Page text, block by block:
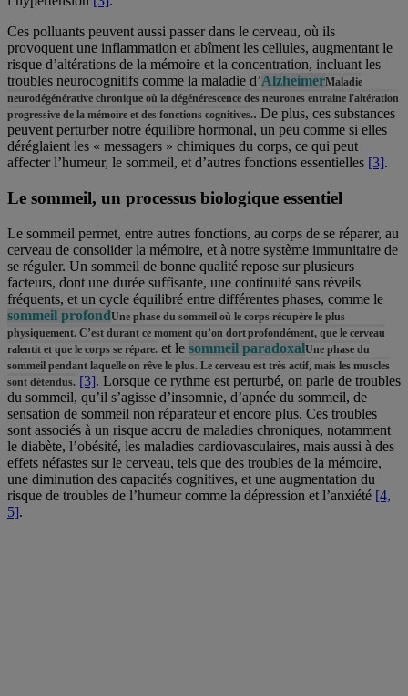
Ces polluants peuvent aussi passer dans le cerveau, où ils
provoquent une inflammation et abîment les cellules, augmentant le
risque d’altérations de la mémoire et la concentration, incluant les
troubles neurocognitifs comme la maladie d’AlzheimerMaladie
neurodégénérative chronique où la dégénérescence des neurones entraine l'altération
progressive de la mémoire et des fonctions cognitives.. De plus, ces substances
peuvent perturber notre équilibre hormonal, un peu comme si elles
déréglaient les « messagers » chimiques du corps, ce qui peut
affecter l’humeur, le sommeil, et d’autres fonctions essentielles [3].
Le sommeil, un processus biologique essentiel
Le sommeil permet, entre autres fonctions, au corps de se réparer, au
cerveau de consolider la mémoire, et à notre système immunitaire de
se réguler. Un sommeil de bonne qualité repose sur plusieurs
facteurs, dont une durée suffisante, une continuité sans réveils
fréquents, et un cycle équilibré entre différentes phases, comme le
sommeil profondUne phase du sommeil où le corps récupère le plus
physiquement. C’est durant ce moment qu’on dort profondément, que le cerveau
ralentit et que le corps se répare. et le sommeil paradoxalUne phase du
sommeil pendant laquelle on rêve le plus. Le cerveau est très actif, mais les muscles
sont détendus. [3]. Lorsque ce rythme est perturbé, on parle de troubles
du sommeil, qu’il s’agisse d’insomnie, d’apnée du sommeil, de
sensation de sommeil non réparateur et encore plus. Ces troubles
sont associés à un risque accru de maladies chroniques, notamment
le diabète, l’obésité, les maladies cardiovasculaires, mais aussi à des
effets néfastes sur le cerveau, tels que des troubles de la mémoire,
une diminution des capacités cognitives, et une augmentation du
risque de troubles de l’humeur comme la dépression et l’anxiété [4,
5].